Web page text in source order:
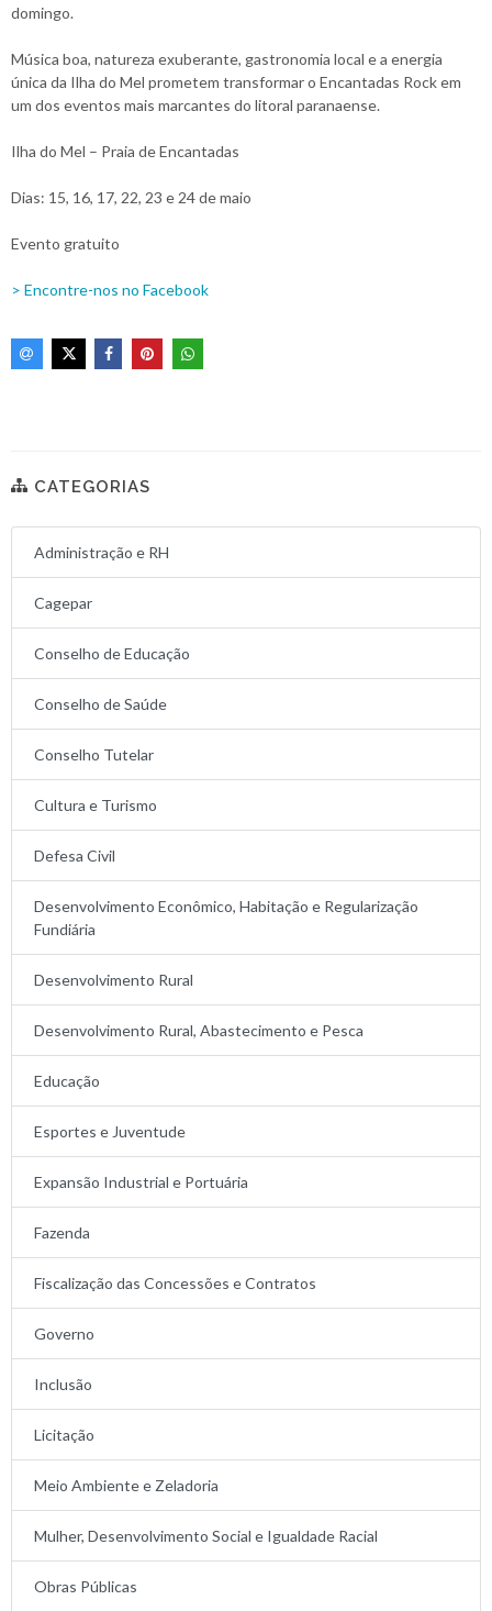
domingo.
Música boa, natureza exuberante, gastronomia local e a energia
única da Ilha do Mel prometem transformar o Encantadas Rock em
um dos eventos mais marcantes do litoral paranaense.
Ilha do Mel – Praia de Encantadas
Dias: 15, 16, 17, 22, 23 e 24 de maio
Evento gratuito
> Encontre-nos no Facebook
CATEGORIAS
Administração e RH
Cagepar
Conselho de Educação
Conselho de Saúde
Conselho Tutelar
Cultura e Turismo
Defesa Civil
Desenvolvimento Econômico, Habitação e Regularização
Fundiária
Desenvolvimento Rural
Desenvolvimento Rural, Abastecimento e Pesca
Educação
Esportes e Juventude
Expansão Industrial e Portuária
Fazenda
Fiscalização das Concessões e Contratos
Governo
Inclusão
Licitação
Meio Ambiente e Zeladoria
Mulher, Desenvolvimento Social e Igualdade Racial
Obras Públicas